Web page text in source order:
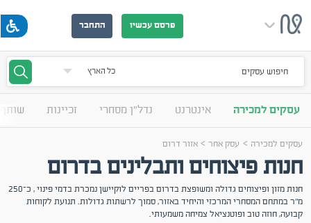
פרסם עכשיו התחבר
חיפוש עסקים
עסקים למכירה אינטרנט נדל"ן מסחרי זכיינות
עסקים למכירה > עסק אחר>אזור דרום
חנות פיצוחים ותבלינים בדרום
חנות מזון ופיצוחים גדולה ומשופצת בדרום בפריים לוקיישן נמכרת בדמי פינוי , כ־250
מ"ר במתחם המסחרי המרכזי והיחיד באזור, סמוך לרשתות גדולות. תנועת לקוחות
קבועה, חוזה טוב ופוטנציאל צמיחה משמעותי.